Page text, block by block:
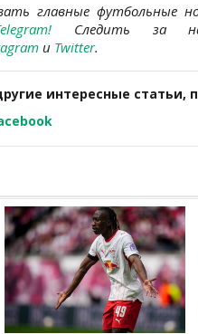
главные футбольные
!Следить за
и Twitter.
интересные статьи,